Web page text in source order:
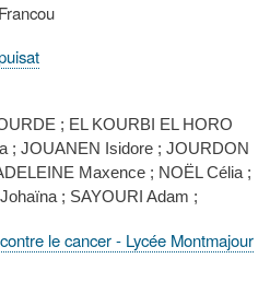
; EL KOURBI EL HORO
; JOUANEN Isidore ; JOURDON
Maxence ; NOËL Célia ;
; SAYOURI Adam ;
le cancer - Lycée Montmajour